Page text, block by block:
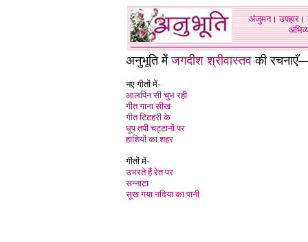
अंजुमन।उपहार।
अनुभूति मेंजगदीश श्रीवास्तव की रचनाएँ
नए गीतों में-
आलपिन सी चुभ रही
गीत गाना सीख
गीत टिटहरी के
धूप तपी चट्टानों पर
हाशियों का शहर
गीतों में-
उभरते हैं रेत पर
सन्नाटा
सूख गया नदिया का पानी